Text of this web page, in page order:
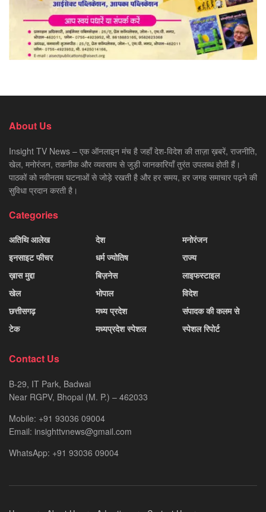
About Us
Insight TV News – एक ऑनलाइन मंच है जहाँ देश-विदेश की ताज़ा ख़बरें, राजनीति,
खेल, मनोरंजन, तकनीक और व्यवसाय से जुड़ी जानकारियाँ तुरंत उपलब्ध होती हैं।
पाठकों को नवीनतम घटनाओं से जोड़े रखती है और हर समय, हर जगह समाचार पढ़ने की
सुविधा प्रदान करती है।
Categories
अतिथि आलेख
इनसाइट फीचर
ख़ास मुद्दा
खेल
छत्तीसगढ़
टेक
देश
धर्म ज्योतिष
बिज़नेस
भोपाल
मध्य प्रदेश
मध्यप्रदेश स्पेशल
मनोरंजन
राज्य
लाइफस्टाइल
विदेश
संपादक की कलम से
स्पेशल रिपोर्ट
Contact Us
B-29, IT Park, Badwai
Near RGPV, Bhopal (M. P.) – 462033
Mobile: +91 93036 09004
Email: insighttvnews@gmail.com
WhatsApp: +91 93036 09004